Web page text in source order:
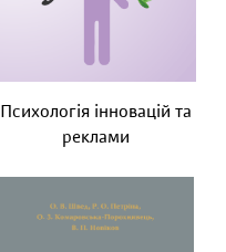
Психологія інновацій та
реклами